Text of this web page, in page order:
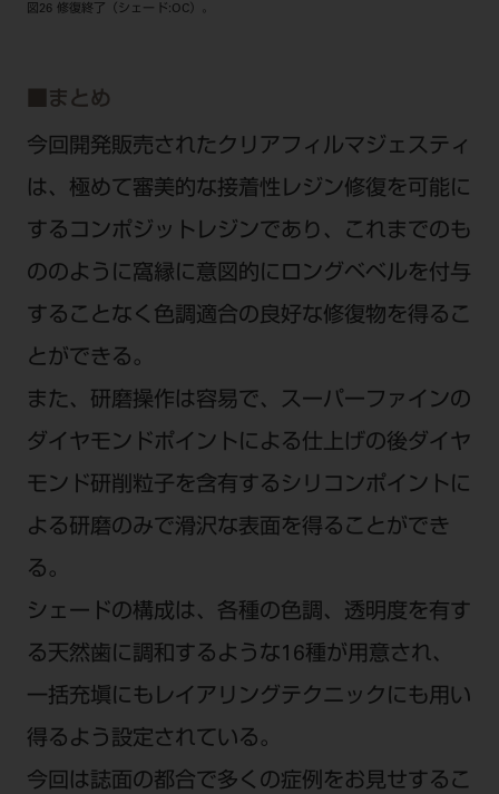
図26 修復終了（シェード:OC）。
まとめ
今回開発販売されたクリアフィルマジェスティ
は、極めて審美的な接着性レジン修復を可能に
するコンポジットレジンであり、これまでのも
ののように窩縁に意図的にロングベベルを付与
することなく色調適合の良好な修復物を得るこ
とができる。
また、研磨操作は容易で、スーパーファインの
ダイヤモンドポイントによる仕上げの後ダイヤ
モンド研削粒子を含有するシリコンポイントに
よる研磨のみで滑沢な表面を得ることができ
る。
シェードの構成は、各種の色調、透明度を有す
る天然歯に調和するような16種が用意され、
一括充塡にもレイアリングテクニックにも用い
得るよう設定されている。
今回は誌面の都合で多くの症例をお見せするこ